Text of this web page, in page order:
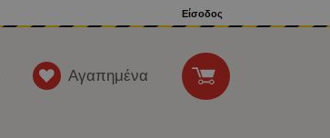
Είσοδος
Αγαπημένα